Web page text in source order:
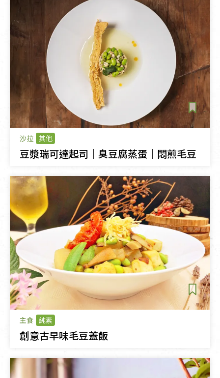
沙拉 其他
豆漿瑞可達起司｜臭豆腐蒸蛋｜悶煎毛豆
主食 純素
創意古早味毛豆蓋飯